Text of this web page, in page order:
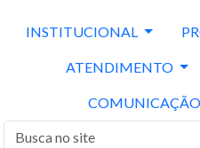
INSTITUCIONAL
ATENDIMENTO
COMUNICAÇÃO